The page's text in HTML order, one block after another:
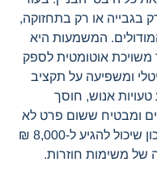
בגבייה או רק בתחזוקה,
המשמעות היא
משויכת אוטומטית לספק
ומשפיעה על תקציב
אנוש, חוסך
ומבטיח ששום פרט לא
נופל בין הכיסאות. התוצאה היא חיסכון שיכול להגיע ל-8,000 ₪
של משימות חוזרות.